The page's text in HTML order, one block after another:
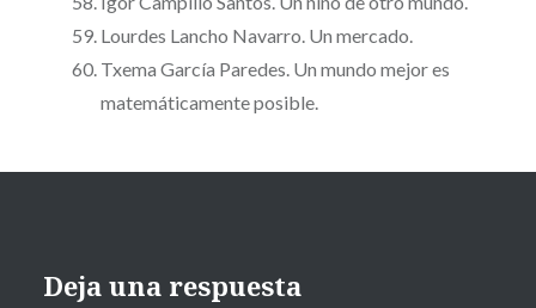
Lourdes Lancho Navarro. Un mercado.
Txema García Paredes. Un mundo mejor es
matemáticamente posible.
Deja una respuesta